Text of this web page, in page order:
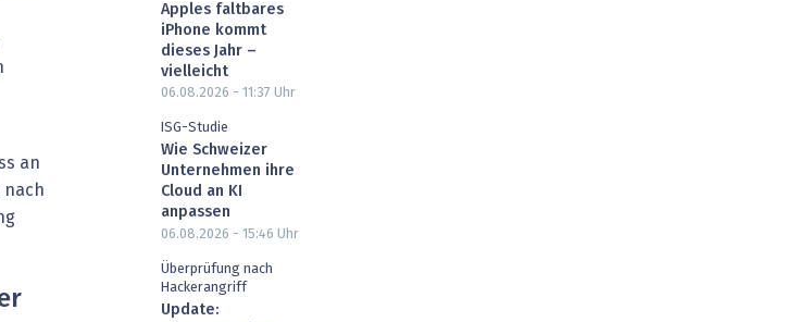
an
nach
Apples faltbares
iPhone kommt
dieses Jahr –
vielleicht
06.08.2026 - 11:37 Uhr
ISG-Studie
Wie Schweizer
Unternehmen ihre
Cloud an KI
anpassen
06.08.2026 - 15:46 Uhr
Überprüfung nach
Hackerangriff
Update: